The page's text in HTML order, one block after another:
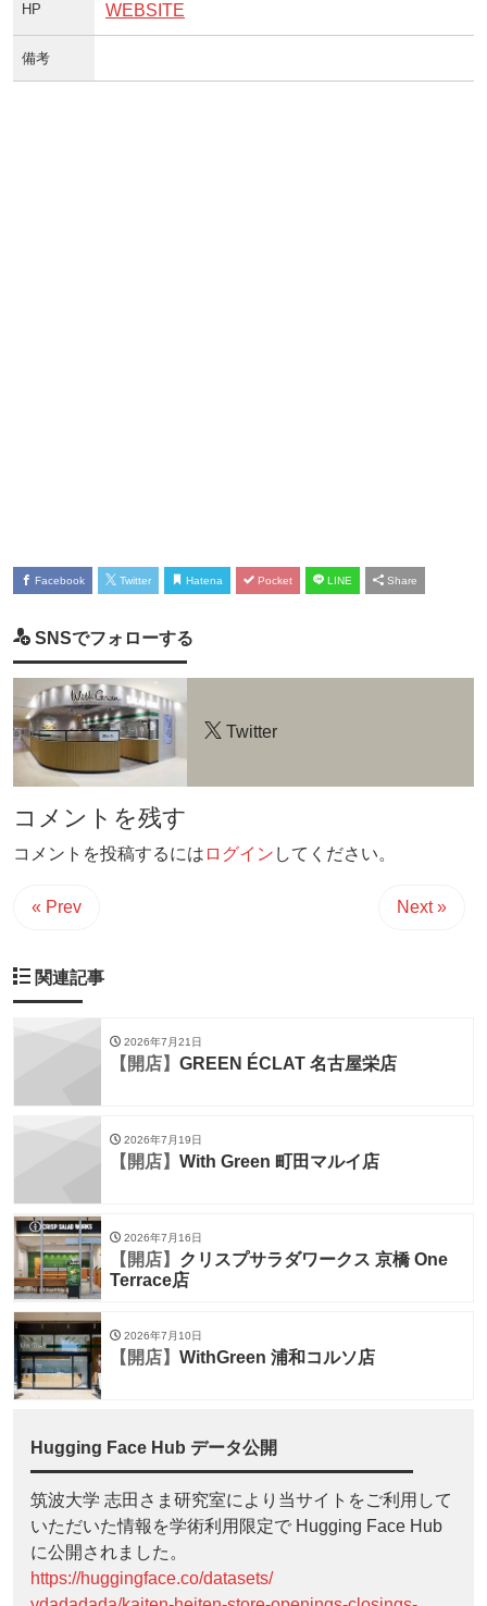
HP WEBSITE
備考
Facebook Twitter Hatena Pocket LINE Share
SNSでフォローする
Twitter
コメントを残す
コメントを投稿するには ログイン してください。
« Prev Next »
関連記事
2026年7月21日
【開店】 GREEN ÉCLAT 名古屋栄店
2026年7月19日
【開店】 With Green 町田マルイ店
2026年7月16日
【開店】 クリスプサラダワークス 京橋 One
Terrace店
2026年7月10日
【開店】 WithGreen 浦和コルソ店
Hugging Face Hub データ公開
筑波大学 志田さま研究室により当サイトをご利用して
いただいた情報を学術利用限定で Hugging Face Hub
に公開されました。
https://huggingface.co/datasets/